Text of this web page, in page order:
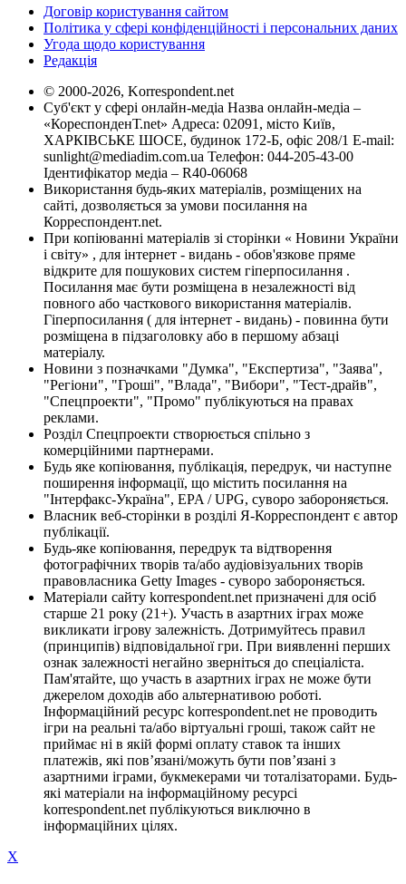
Договір користування сайтом
Політика у сфері конфіденційності і персональних даних
Угода щодо користування
Редакція
© 2000-2026, Korrespondent.net
Суб'єкт у сфері онлайн-медіа Назва онлайн-медіа –
«КореспонденТ.net» Адреса: 02091, місто Київ,
ХАРКІВСЬКЕ ШОСЕ, будинок 172-Б, офіс 208/1 E-mail:
sunlight@mediadim.com.ua Телефон: 044-205-43-00
Ідентифікатор медіа – R40-06068
Використання будь-яких матеріалів, розміщених на
сайті, дозволяється за умови посилання на
Корреспондент.net.
При копіюванні матеріалів зі сторінки « Новини України
і світу» , для інтернет - видань - обов'язкове пряме
відкрите для пошукових систем гіперпосилання .
Посилання має бути розміщена в незалежності від
повного або часткового використання матеріалів.
Гіперпосилання ( для інтернет - видань) - повинна бути
розміщена в підзаголовку або в першому абзаці
матеріалу.
Новини з позначками "Думка", "Експертиза", "Заява",
"Регіони", "Гроші", "Влада", "Вибори", "Тест-драйв",
"Спецпроекти", "Промо" публікуються на правах
реклами.
Розділ Спецпроекти створюється спільно з
комерційними партнерами.
Будь яке копіювання, публікація, передрук, чи наступне
поширення інформації, що містить посилання на
"Інтерфакс-Україна", EPA / UPG, суворо забороняється.
Власник веб-сторінки в розділі Я-Корреспондент є автор
публікації.
Будь-яке копіювання, передрук та відтворення
фотографічних творів та/або аудіовізуальних творів
правовласника Getty Images - суворо забороняється.
Матеріали сайту korrespondent.net призначені для осіб
старше 21 року (21+). Участь в азартних іграх може
викликати ігрову залежність. Дотримуйтесь правил
(принципів) відповідальної гри. При виявленні перших
ознак залежності негайно зверніться до спеціаліста.
Пам'ятайте, що участь в азартних іграх не може бути
джерелом доходів або альтернативою роботі.
Інформаційний ресурс korrespondent.net не проводить
ігри на реальні та/або віртуальні гроші, також сайт не
приймає ні в якій формі оплату ставок та інших
платежів, які пов’язані/можуть бути пов’язані з
азартними іграми, букмекерами чи тоталізаторами. Будь-
які матеріали на інформаційному ресурсі
korrespondent.net публікуються виключно в
інформаційних цілях.
X